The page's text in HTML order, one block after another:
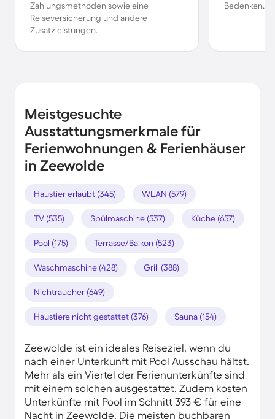
Zahlungsmethoden sowie eine
Reiseversicherung und andere
Zusatzleistungen.
Bedenken.
Meistgesuchte
Ausstattungsmerkmale für
Ferienwohnungen & Ferienhäuser
in Zeewolde
Haustier erlaubt (345) WLAN (579)
TV (535) Spülmaschine (537) Küche (657)
Pool (175) Terrasse/Balkon (523)
Waschmaschine (428) Grill (388)
Nichtraucher (649)
Haustiere nicht gestattet (376) Sauna (154)
Zeewolde ist ein ideales Reiseziel, wenn du
nach einer Unterkunft mit Pool Ausschau hältst.
Mehr als ein Viertel der Ferienunterkünfte sind
mit einem solchen ausgestattet. Zudem kosten
Unterkünfte mit Pool im Schnitt 393 € für eine
Nacht in Zeewolde. Die meisten buchbaren